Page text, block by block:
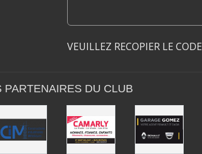
VEUILLEZ RECOPIER LE CODE
PARTENAIRES DU CLUB